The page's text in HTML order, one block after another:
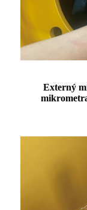
Externý